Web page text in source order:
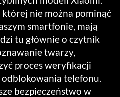
nie można pominąć
smartfonie, mają
tu głównie o czytnik
twarzy,
proces weryfikacji
odblokowania telefonu.
bezpieczeństwo w